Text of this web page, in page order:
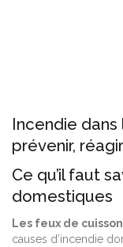
Incendie
prévenir, réagir
Ce qu’il faut
domestiques
Les feux de cuisson
causes d’incendie